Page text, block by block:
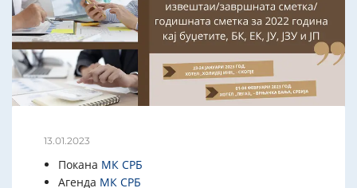
13.01.2023
Покана МК СРБ
Агенда МК СРБ